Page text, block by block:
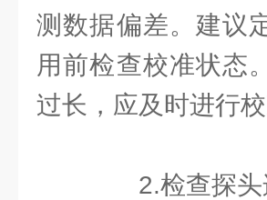
测数据偏差。建议
用前检查校准状态
过长，应及时进行校
2.检查探头